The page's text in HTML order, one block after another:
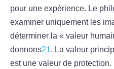
pour une expérience. Le
examiner uniquement les
déterminer la « valeur
donnons21. La valeur
est une valeur de